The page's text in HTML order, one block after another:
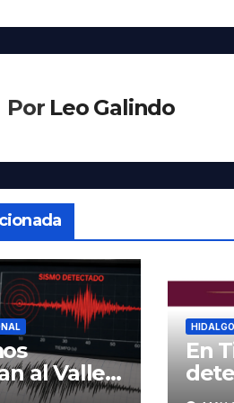
Por Leo Galindo
al Valle
no se
HIDALGO
En